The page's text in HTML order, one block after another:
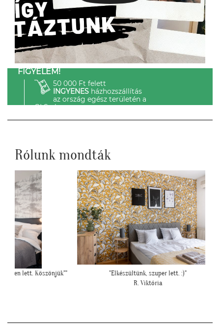
FIGYELEM!
50 000 Ft felett
INGYENESházhozszállítás
az ország egész területén a
GLS-el.
Rólunk mondták
"Elkészültünk, szuper lett. :)"